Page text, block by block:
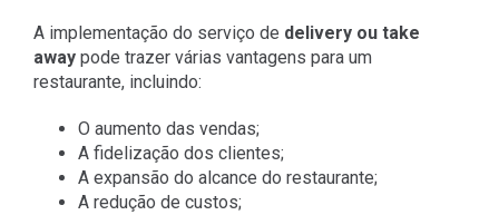
A implementação do serviço de delivery ou take
awaypode trazer várias vantagens para um
restaurante, incluindo:
O aumento das vendas;
A fidelização dos clientes;
A expansão do alcance do restaurante;
A redução de custos;